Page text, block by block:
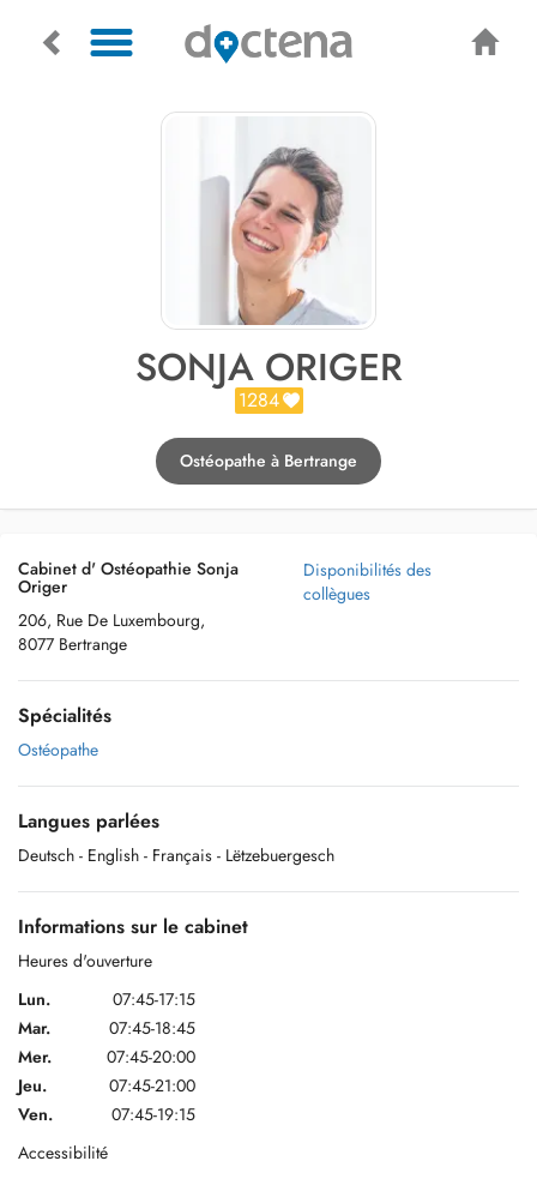
SONJA ORIGER
1284
Ostéopathe à Bertrange
Cabinet d' Ostéopathie Sonja
Origer
206, Rue De Luxembourg,
8077 Bertrange
Disponibilités des
collègues
Spécialités
Ostéopathe
Langues parlées
Deutsch - English - Français - Lëtzebuergesch
Informations sur le cabinet
Heures d'ouverture
Lun.
07:45-17:15
Mar.
07:45-18:45
Mer.
07:45-20:00
Jeu.
07:45-21:00
Ven.
07:45-19:15
Accessibilité